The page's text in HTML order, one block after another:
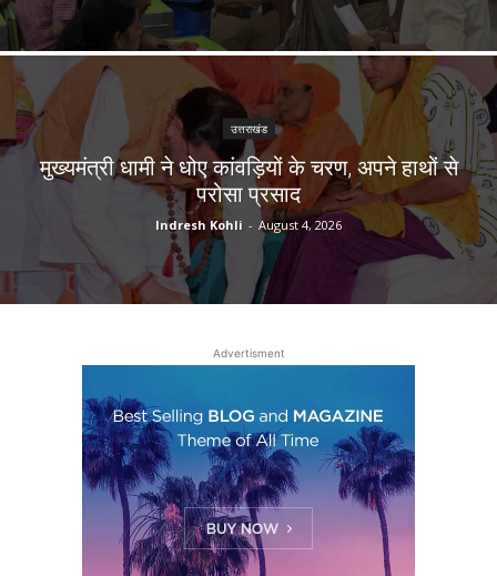
उत्तराखंड
मुख्यमंत्री धामी ने धोए कांवड़ियों के चरण, अपने हाथों से
परोसा प्रसाद
Indresh Kohli - August 4, 2026
Advertisment